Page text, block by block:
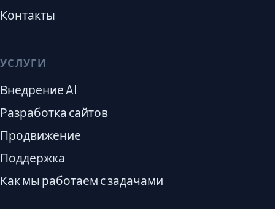
Контакты
УСЛУГИ
Внедрение AI
Разработка сайтов
Продвижение
Поддержка
Как мы работаем с задачами